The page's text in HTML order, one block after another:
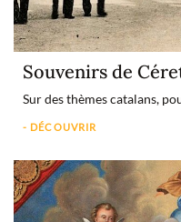
Souvenirs de
Sur des thèmes catalans,
- DÉCOUVRIR